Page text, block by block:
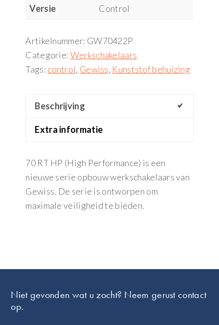
Versie
Control
Artikelnummer: GW70422P
Categorie: Werkschakelaars
Tags: control, Gewiss, Kunststof behuizing
Beschrijving
Extra informatie
70 RT HP (High Performance) is een
nieuwe serie opbouw werkschakelaars van
Gewiss. De serie is ontworpen om
maximale veiligheid te bieden.
Niet gevonden wat u zocht? Neem gerust contact
op.